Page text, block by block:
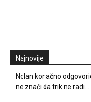
Najnovije
Nolan konačno
ne znači da trik ne radi…